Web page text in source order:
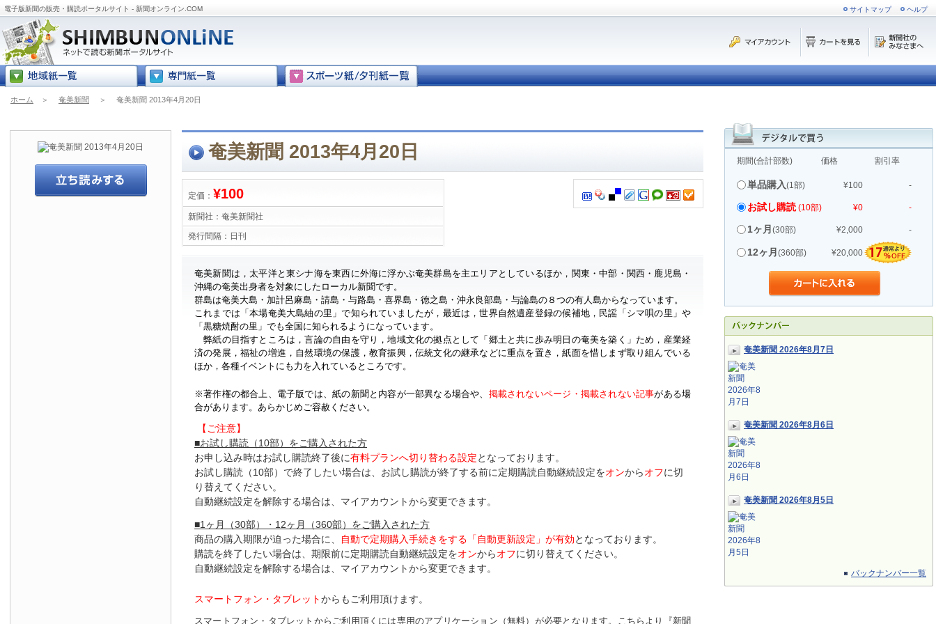
電子版新聞の販売・購読ポータルサイト - 新聞オンライン.COM サイトマップ ヘルプ
ホーム ＞ 奄美新聞 ＞ 奄美新聞 2013年4月20日
期間(合計部数) 価格 割引率
単品購入(1部) ¥100 -
お試し購読 (10部) ¥0 -
1ヶ月 (30部) ¥2,000 -
12ヶ月 (360部) ¥20,000
奄美新聞 2026年8月7日
奄美新聞 2026年8月6日
奄美新聞 2026年8月5日
バックナンバー一覧
奄美新聞 2013年4月20日
定価： ¥100
新聞社： 奄美新聞社
発行間隔： 日刊
奄美新聞は，太平洋と東シナ海を東西に外海に浮かぶ奄美群島を主エリアとしているほか，関東・中部・関西・鹿児島・
沖縄の奄美出身者を対象にしたローカル新聞です。
群島は奄美大島・加計呂麻島・請島・与路島・喜界島・徳之島・沖永良部島・与論島の８つの有人島からなっています。
これまでは「本場奄美大島紬の里」で知られていましたが，最近は，世界自然遺産登録の候補地，民謡「シマ唄の里」や
「黒糖焼酎の里」でも全国に知られるようになっています。
弊紙の目指すところは，言論の自由を守り，地域文化の拠点として「郷土と共に歩み明日の奄美を築く」ため，産業経
済の発展，福祉の増進，自然環境の保護，教育振興，伝統文化の継承などに重点を置き，紙面を惜しまず取り組んでいる
ほか，各種イベントにも力を入れているところです。
※著作権の都合上、 電子版では、紙の新聞と内容が一部異なる場合や、 掲載されないページ・掲載されない記事がある場
合があります。あらかじめご容赦ください。
【ご注意】
■お試し購読（10部）をご購入された方
お申し込み時はお試し購読終了後に有料プランへ切り替わる設定となっております。
お試し購読（10部）で終了したい場合は、お試し購読が終了する前に定期購読自動継続設定をオンからオフに切
り替えてください。
自動継続設定を解除する場合は、マイアカウントから変更できます。
■1ヶ月（30部）・12ヶ月（360部）をご購入された方
商品の購入期限が迫った場合に、
自動で定期購入手続きをする「自動更新設定」が有効となっております。
購読を終了したい場合は、期限前に定期購読自動継続設定をオンからオフに切り替えてください。
自動継続設定を解除する場合は、マイアカウントから変更できます。
スマートフォン・タブレットからもご利用頂けます。
スマートフォン・タブレットからご利用頂くには専用のアプリケーション（無料）が必要となります。 こちらより『新聞